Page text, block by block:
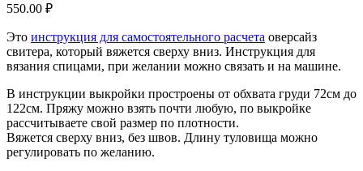
550.00 ₽
Это инструкция для самостоятельного расчета оверсайз
свитера, который вяжется сверху вниз. Инструкция для
вязания спицами, при желании можно связать и на машине.
В инструкции выкройки простроены от обхвата груди 72см до
122см. Пряжу можно взять почти любую, по выкройке
рассчитываете свой размер по плотности.
Вяжется сверху вниз, без швов. Длину туловища можно
регулировать по желанию.